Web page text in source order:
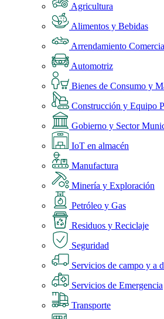
Agricultura
Alimentos y Bebidas
Arrendamiento
Automotriz
Bienes de Consumo y
Construcción y Equipo
Gobierno y Sector
IoT en almacén
Manufactura
Minería y Exploración
Petróleo y Gas
Residuos y Reciclaje
Seguridad
Servicios de campo y a
Servicios de Emergencia
Transporte